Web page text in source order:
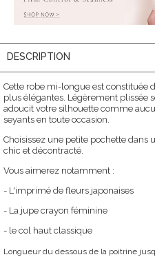
DESCRIPTION
Cette robe mi-longue est constituée
plus élégantes. Légèrement plissée
adoucit votre silhouette comme
seyants en toute occasion.
Choisissez une petite pochette dans
chic et décontracté.
Vous aimerez notamment :
- L'imprimé de fleurs japonaises
- La jupe crayon féminine
- le col haut classique
Longueur du dessous de la poitrine